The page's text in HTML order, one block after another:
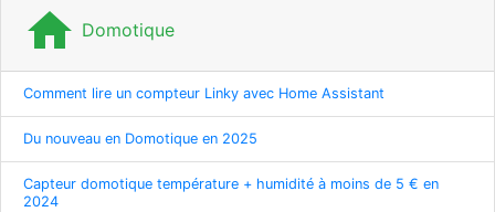
home Domotique
Comment lire un compteur Linky avec Home Assistant
Du nouveau en Domotique en 2025
Capteur domotique température + humidité à moins de 5 € en
2024